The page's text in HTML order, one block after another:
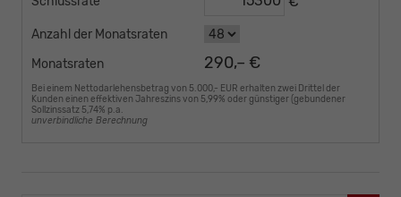
Anzahl der Monatsraten
Monatsraten
290,– €
Bei einem Nettodarlehensbetrag von 5.000,- EUR erhalten zwei Drittel der
Kunden einen effektiven Jahreszins von 5,99% oder günstiger (gebundener
Sollzinssatz 5,74% p.a.
unverbindliche Berechnung